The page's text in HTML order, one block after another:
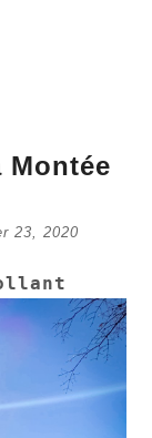
Montée
23, 2020